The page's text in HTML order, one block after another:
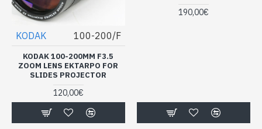
KODAK 100-200/F
KODAK 100-200MM F3.5
ZOOM LENS EKTARPO FOR
SLIDES PROJECTOR
120,00€
190,00€